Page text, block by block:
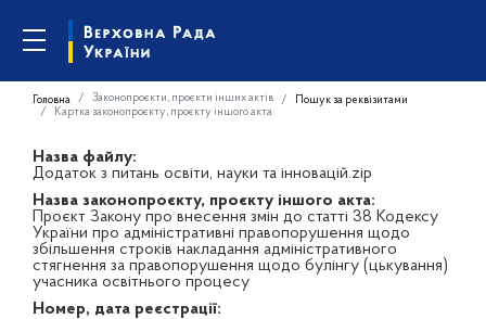
Головна Законопроєкти, проєкти інших актів
Пошук за реквізитами
Картка законопроєкту, проєкту іншого акта
Назва файлу:
Додаток з питань освіти, науки та інновацій.zip
Назва законопроєкту, проєкту іншого акта:
Проєкт Закону про внесення змін до статті 38 Кодексу
України про адміністративні правопорушення щодо
збільшення строків накладання адміністративного
стягнення за правопорушення щодо булінгу (цькування)
учасника освітнього процесу
Номер, дата реєстрації: